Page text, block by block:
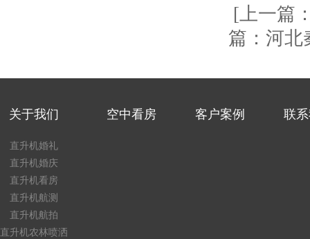
[上一篇
篇：河北
关于我们
直升机婚礼
直升机婚庆
直升机看房
直升机航测
直升机航拍
直升机农林喷洒
空中看房 客户案例 联